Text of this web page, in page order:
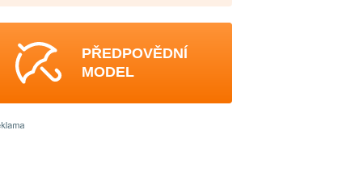
PŘEDPOVĚDNÍ
MODEL